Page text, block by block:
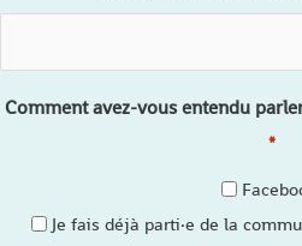
*
Je fais déjà parti·e de la